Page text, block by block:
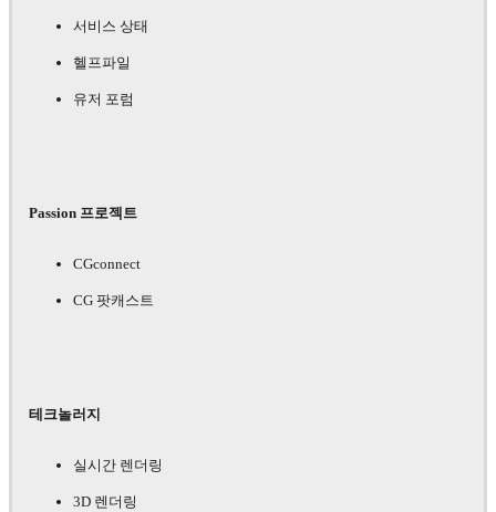
서비스 상태
헬프파일
유저 포럼
Passion 프로젝트
CGconnect
CG 팟캐스트
테크놀러지
실시간 렌더링
3D 렌더링